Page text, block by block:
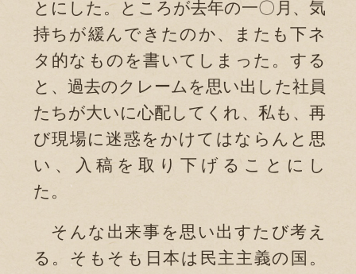
とにした。ところが去年の一〇月、気
持ちが緩んできたのか、またも下ネ
タ的なものを書いてしまった。する
と、過去のクレームを思い出した社員
たちが大いに心配してくれ、私も、再
び現場に迷惑をかけてはならんと思
い、入稿を取り下げることにし
た。
そんな出来事を思い出すたび考え
る。そもそも日本は民主主義の国。